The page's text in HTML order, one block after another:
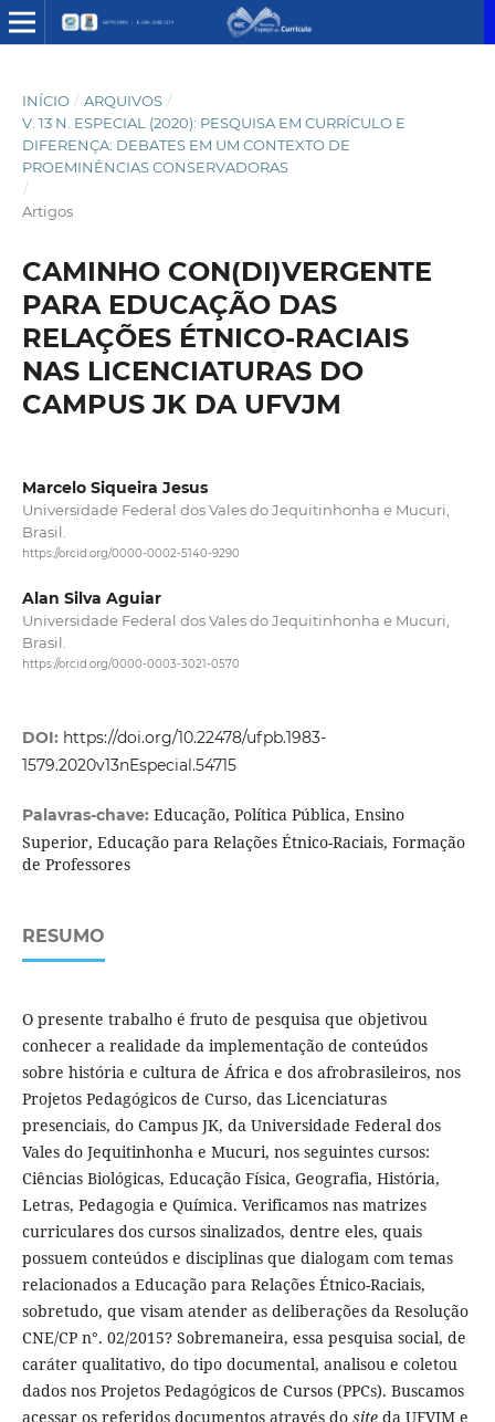
INÍCIO / ARQUIVOS /
V. 13 N. ESPECIAL (2020): PESQUISA EM CURRÍCULO E
DIFERENÇA: DEBATES EM UM CONTEXTO DE
PROEMINÊNCIAS CONSERVADORAS
/
Artigos
CAMINHO CON(DI)VERGENTE
PARA EDUCAÇÃO DAS
RELAÇÕES ÉTNICO-RACIAIS
NAS LICENCIATURAS DO
CAMPUS JK DA UFVJM
Marcelo Siqueira Jesus
Universidade Federal dos Vales do Jequitinhonha e Mucuri,
Brasil.
https://orcid.org/0000-0002-5140-9290
Alan Silva Aguiar
Universidade Federal dos Vales do Jequitinhonha e Mucuri,
Brasil.
https://orcid.org/0000-0003-3021-0570
DOI: https://doi.org/10.22478/ufpb.1983-
1579.2020v13nEspecial.54715
Palavras-chave: Educação, Política Pública, Ensino
Superior, Educação para Relações Étnico-Raciais, Formação
de Professores
RESUMO
O presente trabalho é fruto de pesquisa que objetivou
conhecer a realidade da implementação de conteúdos
sobre história e cultura de África e dos afrobrasileiros, nos
Projetos Pedagógicos de Curso, das Licenciaturas
presenciais, do Campus JK, da Universidade Federal dos
Vales do Jequitinhonha e Mucuri, nos seguintes cursos:
Ciências Biológicas, Educação Física, Geografia, História,
Letras, Pedagogia e Química. Verificamos nas matrizes
curriculares dos cursos sinalizados, dentre eles, quais
possuem conteúdos e disciplinas que dialogam com temas
relacionados a Educação para Relações Étnico-Raciais,
sobretudo, que visam atender as deliberações da Resolução
CNE/CP n°. 02/2015? Sobremaneira, essa pesquisa social, de
caráter qualitativo, do tipo documental, analisou e coletou
dados nos Projetos Pedagógicos de Cursos (PPCs). Buscamos
acessar os referidos documentos através do siteda UFVJM e